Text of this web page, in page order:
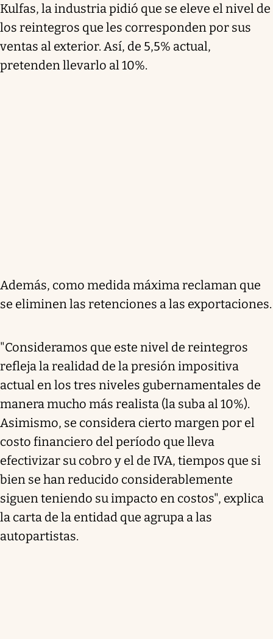
Kulfas, la industria pidió que se eleve el nivel de
los reintegros que les corresponden por sus
ventas al exterior. Así, de 5,5% actual,
pretenden llevarlo al 10%.
Además, como medida máxima reclaman que
se eliminen las retenciones a las exportaciones.
"Consideramos que este nivel de reintegros
refleja la realidad de la presión impositiva
actual en los tres niveles gubernamentales de
manera mucho más realista (la suba al 10%).
Asimismo, se considera cierto margen por el
costo financiero del período que lleva
efectivizar su cobro y el de IVA, tiempos que si
bien se han reducido considerablemente
siguen teniendo su impacto en costos", explica
la carta de la entidad que agrupa a las
autopartistas.